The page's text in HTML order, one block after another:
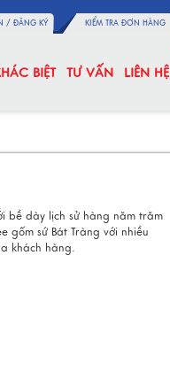
/ ĐĂNG KÝ KIỂM TRA ĐƠN HÀNG
BIỆT TƯ VẤN LIÊN HỆ
bề dày lịch sử hàng năm trăm
gốm sứ Bát Tràng với nhiều
khách hàng.